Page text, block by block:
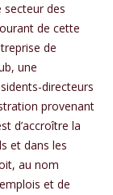
secteur des
de cette
de
une
directeurs
provenant
d’accroître la
et dans les
au nom
et de